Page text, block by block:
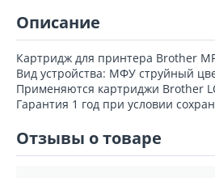
Описание
Картридж для принтера Brother
Вид устройства: МФУ струйный
Применяются картриджи Brother
Гарантия 1 год при условии
Отзывы о товаре